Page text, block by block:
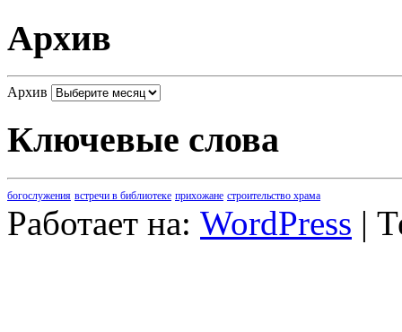
Архив
Архив
Ключевые слова
богослужения встречи в библиотеке прихожане строительство храма
Работает на: WordPress |